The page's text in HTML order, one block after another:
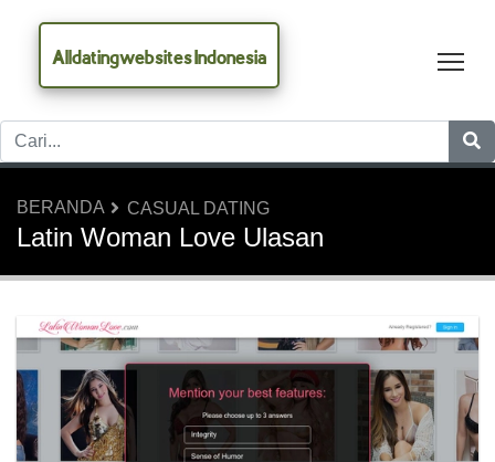
Alldatingwebsites Indonesia
BERANDA CASUAL DATING
Latin Woman Love Ulasan